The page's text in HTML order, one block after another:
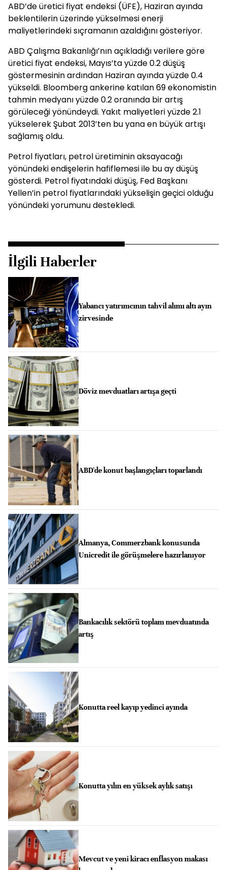
ABD’de üretici fiyat endeksi (ÜFE), Haziran ayında
beklentilerin üzerinde yükselmesi enerji
maliyetlerindeki sıçramanın azaldığını gösteriyor.
ABD Çalışma Bakanlığı’nın açıkladığı verilere göre
üretici fiyat endeksi, Mayıs’ta yüzde 0.2 düşüş
göstermesinin ardından Haziran ayında yüzde 0.4
yükseldi. Bloomberg ankerine katılan 69 ekonomistin
tahmin medyanı yüzde 0.2 oranında bir artış
görüleceği yönündeydi. Yakıt maliyetleri yüzde 2.1
yükselerek Şubat 2013’ten bu yana en büyük artışı
sağlamış oldu.
Petrol fiyatları, petrol üretiminin aksayacağı
yönündeki endişelerin hafiflemesi ile bu ay düşüş
gösterdi. Petrol fiyatındaki düşüş, Fed Başkanı
Yellen’in petrol fiyatlarındaki yükselişin geçici olduğu
yönündeki yorumunu destekledi.
İlgili Haberler
Yabancı yatırımcının tahvil alımı altı ayın
zirvesinde
Döviz mevduatları artışa geçti
ABD'de konut başlangıçları toparlandı
Almanya, Commerzbank konusunda
Unicredit ile görüşmelere hazırlanıyor
Bankacılık sektörü toplam mevduatında
artış
Konutta reel kayıp yedinci ayında
Konutta yılın en yüksek aylık satışı
Mevcut ve yeni kiracı enflasyon makası